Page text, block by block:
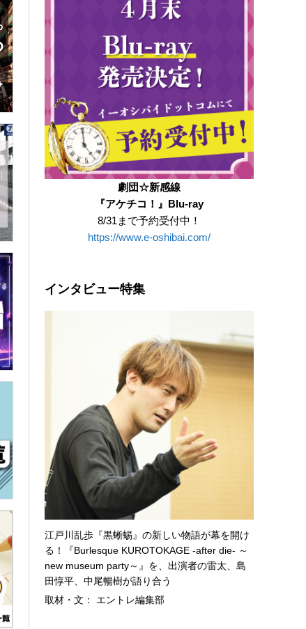
劇団☆新感線
『アケチコ！』Blu-ray
8/31まで予約受付中！
https://www.e-oshibai.com/
インタビュー特集
江戸川乱歩『黒蜥蜴』の新しい物語が幕を開け
る！『Burlesque KUROTOKAGE -after die- ～
new museum party～』を、出演者の雷太、島
田惇平、中尾暢樹が語り合う
取材・文： エントレ編集部